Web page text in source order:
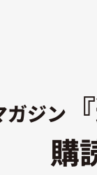
ガジン
購